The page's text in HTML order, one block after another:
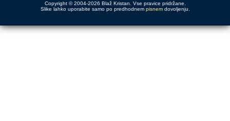
Copyright © 2004-2026 Blaž Kristan. Vse pravice pridržane.
Slike lahko uporabite samo po predhodnem pisnemdovoljenju.